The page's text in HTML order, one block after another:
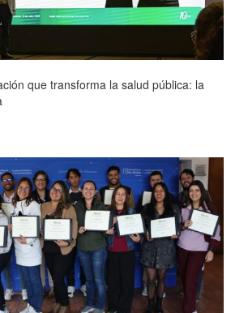
que transforma la salud pública: la